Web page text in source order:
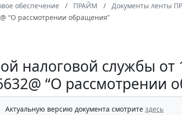
обеспечение ПРАЙМ Документы ленты
“О рассмотрении обращения”
налоговой службы от
“О рассмотрении
Актуальную версию документа смотрите здесь